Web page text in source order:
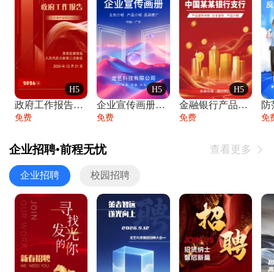
H5
政府工作报告政府年终工作总结
免费
H5
企业宣传画册公司简介产品介绍业务宣传手册
免费
H5
金融银行产品宣传手册企业宣传产品介绍
免费
防
免
企业招聘•前程无忧 查看更多 
企业招聘 校园招聘